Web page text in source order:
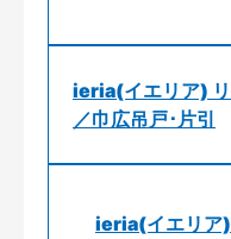
ieria(イエリア) リ
／巾広吊戸･片引
ieria(イエリア)